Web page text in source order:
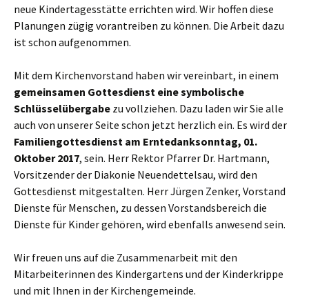
neue Kindertagesstätte errichten wird. Wir hoffen diese
Planungen zügig vorantreiben zu können. Die Arbeit dazu
ist schon aufgenommen.
Mit dem Kirchenvorstand haben wir vereinbart, in einem
gemeinsamen Gottesdienst eine symbolische
Schlüsselübergabe zu vollziehen. Dazu laden wir Sie alle
auch von unserer Seite schon jetzt herzlich ein. Es wird der
Familiengottesdienst am Erntedanksonntag, 01.
Oktober 2017, sein. Herr Rektor Pfarrer Dr. Hartmann,
Vorsitzender der Diakonie Neuendettelsau, wird den
Gottesdienst mitgestalten. Herr Jürgen Zenker, Vorstand
Dienste für Menschen, zu dessen Vorstandsbereich die
Dienste für Kinder gehören, wird ebenfalls anwesend sein.
Wir freuen uns auf die Zusammenarbeit mit den
Mitarbeiterinnen des Kindergartens und der Kinderkrippe
und mit Ihnen in der Kirchengemeinde.